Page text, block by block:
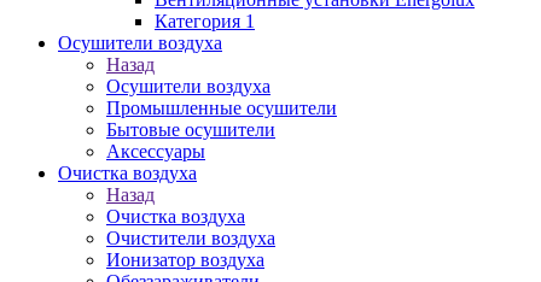
Категория 1
Осушители воздуха
Назад
Осушители воздуха
Промышленные осушители
Бытовые осушители
Аксессуары
Очистка воздуха
Назад
Очистка воздуха
Очистители воздуха
Ионизатор воздуха